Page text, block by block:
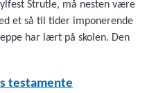
Strutle, må nesten være
et så til tider imponerende
har lært på skolen. Den
testamente